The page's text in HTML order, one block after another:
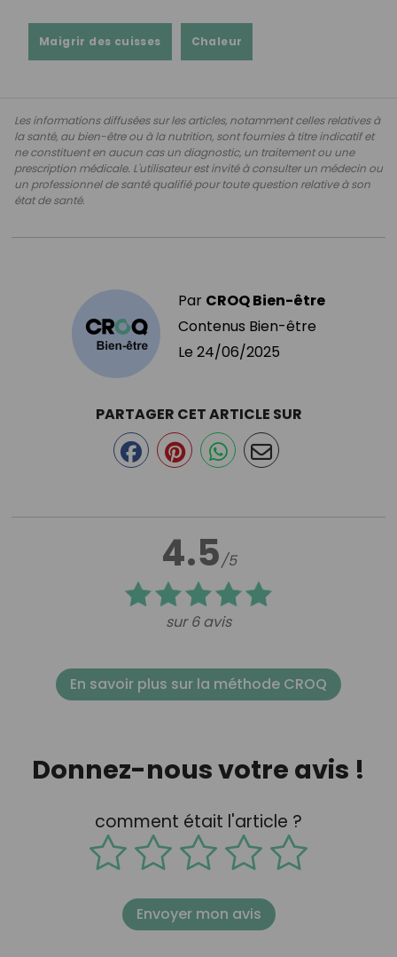
Maigrir des cuisses Chaleur
Les informations diffusées sur les articles, notamment celles relatives à
la santé, au bien-être ou à la nutrition, sont fournies à titre indicatif et
ne constituent en aucun cas un diagnostic, un traitement ou une
prescription médicale. L'utilisateur est invité à consulter un médecin ou
un professionnel de santé qualifié pour toute question relative à son
état de santé.
Par CROQ Bien-être
Contenus Bien-être
Le 24/06/2025
4.5/5
sur 6 avis
PARTAGER CET ARTICLE SUR
En savoir plus sur la méthode CROQ
Donnez-nous votre avis !
comment était l'article ?
Envoyer mon avis